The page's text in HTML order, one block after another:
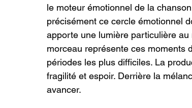
le moteur émotionnel de la
précisément ce cercle émotionnel
apporte une lumière particulière
morceau représente ces moments
périodes les plus difficiles. La
fragilité et espoir. Derrière la
avancer.